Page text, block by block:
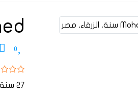
0
27 سنة